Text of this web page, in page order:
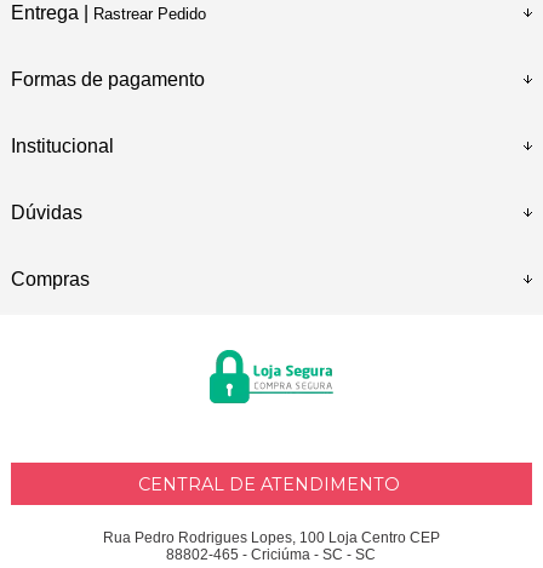
Entrega | Rastrear Pedido
Formas de pagamento
Institucional
Dúvidas
Compras
CENTRAL DE ATENDIMENTO
Rua Pedro Rodrigues Lopes, 100 Loja Centro CEP
88802-465 - Criciúma - SC - SC